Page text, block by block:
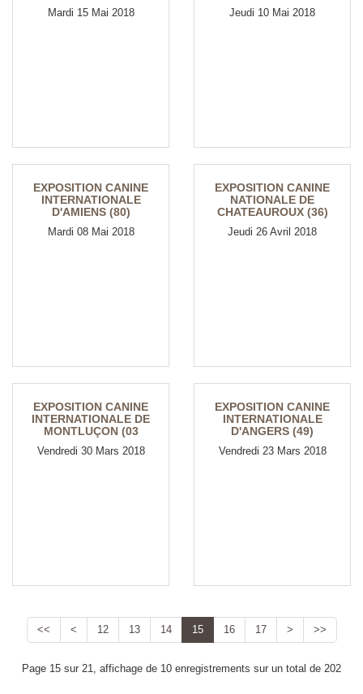
Mardi 15 Mai 2018 Jeudi 10 Mai 2018
EXPOSITION CANINE
INTERNATIONALE
D'AMIENS (80)
Mardi 08 Mai 2018
EXPOSITION CANINE
NATIONALE DE
CHATEAUROUX (36)
Jeudi 26 Avril 2018
EXPOSITION CANINE
INTERNATIONALE DE
MONTLUÇON (03
Vendredi 30 Mars 2018
EXPOSITION CANINE
INTERNATIONALE
D'ANGERS (49)
Vendredi 23 Mars 2018
<< < 12 13 14 15 16 17 > >>
Page 15 sur 21, affichage de 10 enregistrements sur un total de 202